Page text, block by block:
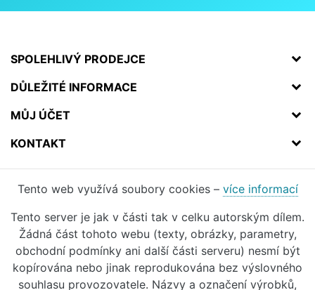
SPOLEHLIVÝ PRODEJCE
DŮLEŽITÉ INFORMACE
MŮJ ÚČET
KONTAKT
Tento web využívá soubory cookies – více informací
Tento server je jak v části tak v celku autorským dílem.
Žádná část tohoto webu (texty, obrázky, parametry,
obchodní podmínky ani další části serveru) nesmí být
kopírována nebo jinak reprodukována bez výslovného
souhlasu provozovatele. Názvy a označení výrobků,